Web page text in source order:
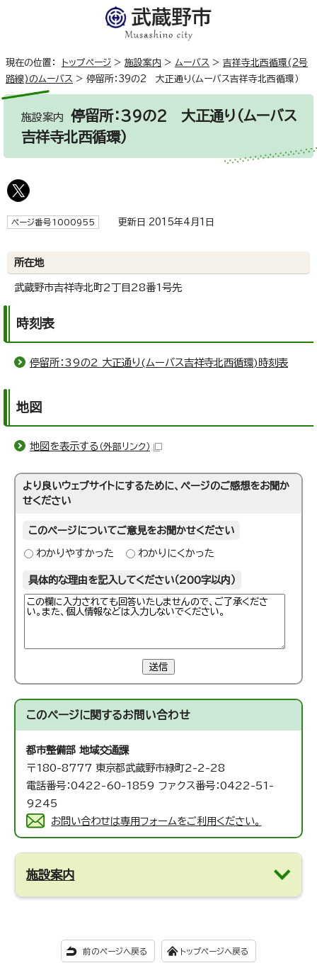
現在の位置： トップページ > 施設案内 > ムーバス > 吉祥寺北西循環(2号
路線)のムーバス > 停留所：39の2 大正通り（ムーバス吉祥寺北西循環）
施設案内 停留所：39の2 大正通り（ムーバス
吉祥寺北西循環）
ページ番号1000955 更新日 2015年4月1日
所在地
武蔵野市吉祥寺北町2丁目28番1号先
時刻表
停留所：39の2 大正通り(ムーバス吉祥寺北西循環)時刻表
地図
地図を表示する （外部リンク）
より良いウェブサイトにするために、ページのご感想をお聞か
せください
このページについてご意見をお聞かせください
わかりやすかった わかりにくかった
具体的な理由を記入してください（200字以内）
送信
このページに関するお問い合わせ
都市整備部 地域交通課
〒180-8777 東京都武蔵野市緑町2-2-28
電話番号：0422-60-1859 ファクス番号：0422-51-
9245
お問い合わせは専用フォームをご利用ください。
施設案内
前のページへ戻る トップページへ戻る